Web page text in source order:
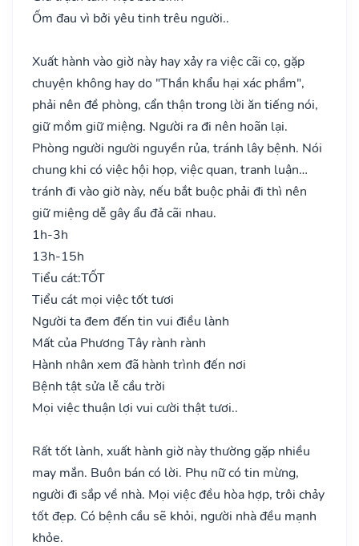
Ốm đau vì bởi yêu tinh trêu người..
Xuất hành vào giờ này hay xảy ra việc cãi cọ, gặp
chuyện không hay do "Thần khẩu hại xác phầm",
phải nên đề phòng, cẩn thận trong lời ăn tiếng nói,
giữ mồm giữ miệng. Người ra đi nên hoãn lại.
Phòng người người nguyền rủa, tránh lây bệnh. Nói
chung khi có việc hội họp, việc quan, tranh luận…
tránh đi vào giờ này, nếu bắt buộc phải đi thì nên
giữ miệng dễ gây ẩu đả cãi nhau.
1h-3h
13h-15h
Tiểu cát:TỐT
Tiểu cát mọi việc tốt tươi
Người ta đem đến tin vui điều lành
Mất của Phương Tây rành rành
Hành nhân xem đã hành trình đến nơi
Bệnh tật sửa lễ cầu trời
Mọi việc thuận lợi vui cười thật tươi..
Rất tốt lành, xuất hành giờ này thường gặp nhiều
may mắn. Buôn bán có lời. Phụ nữ có tin mừng,
người đi sắp về nhà. Mọi việc đều hòa hợp, trôi chảy
tốt đẹp. Có bệnh cầu sẽ khỏi, người nhà đều mạnh
khỏe.